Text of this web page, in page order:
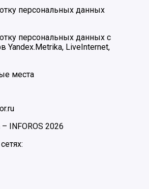
персональных данных
персональных данных с
LiveInternet,
места
–
INFOROS 2026